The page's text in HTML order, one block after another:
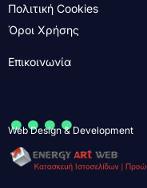
Πολιτική Cookies
Όροι Χρήσης
Επικοινωνία
....
Web Design & Development